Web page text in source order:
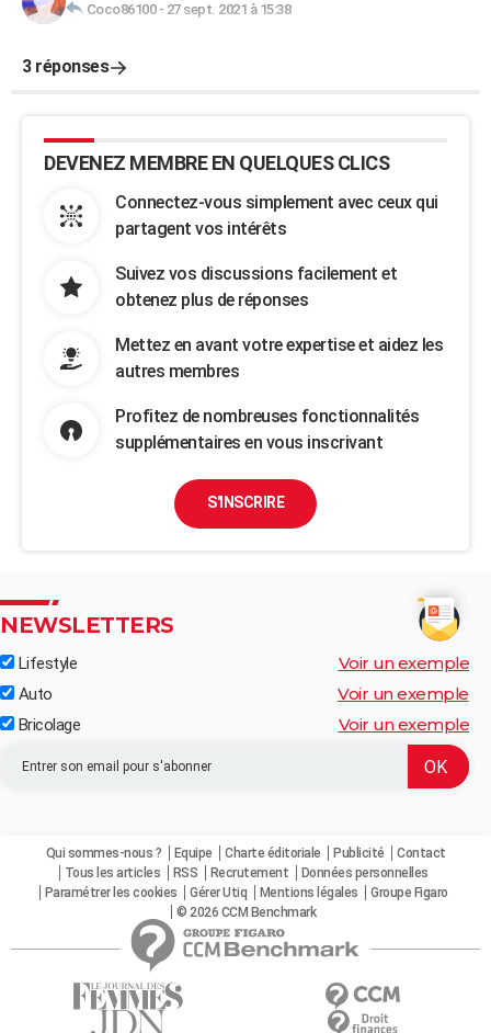
Coco86100- 27 sept. 2021 à 15:38
3 réponses
DEVENEZ MEMBRE EN QUELQUES CLICS
Connectez-vous simplement avec ceux qui
partagent vos intérêts
Suivez vos discussions facilement et
obtenez plus de réponses
Mettez en avant votre expertise et aidez les
autres membres
Profitez de nombreuses fonctionnalités
supplémentaires en vous inscrivant
S'INSCRIRE
NEWSLETTERS
Lifestyle Voir un exemple
Auto Voir un exemple
Bricolage Voir un exemple
Qui sommes-nous ? Equipe Charte éditoriale Publicité
Contact
Tous les articles
RSS Recrutement
Données personnelles
Paramétrer les cookies
Gérer Utiq Mentions légales
Groupe Figaro
© 2026 CCM Benchmark